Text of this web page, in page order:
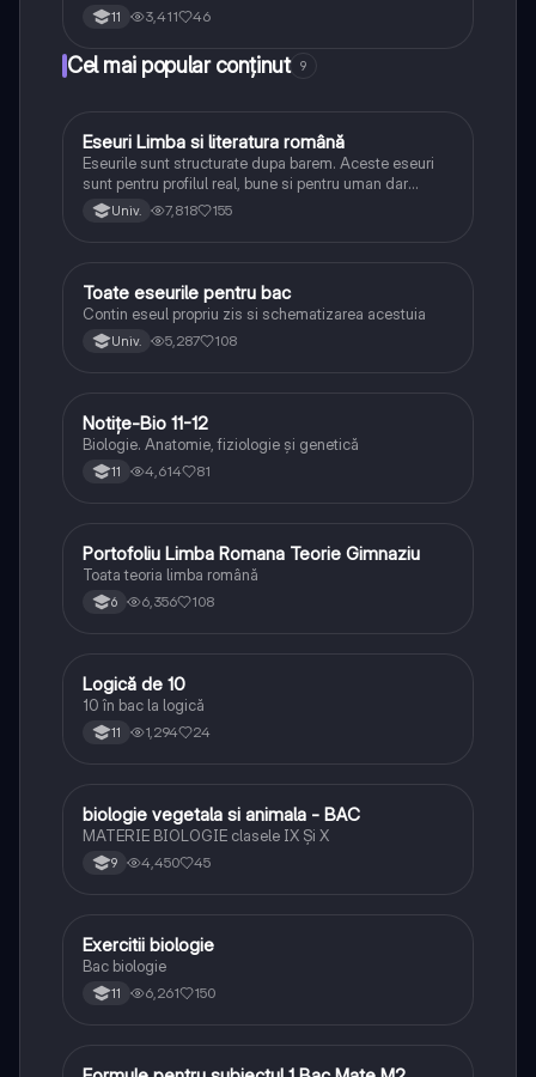
11 3,411 46
Cel mai popular conținut 9
Limba și literatura română
Eseuri Limba si literatura română
Eseurile sunt structurate dupa barem. Aceste eseuri
sunt pentru profilul real, bune si pentru uman dar
lipsesc relatiile dintre personaje si caracrerizarile.
Univ. 7,818 155
Limba și literatura română
Toate eseurile pentru bac
Contin eseul propriu zis si schematizarea acestuia
Univ. 5,287 108
Biologie
Notițe-Bio 11-12
Biologie. Anatomie, fiziologie și genetică
11 4,614 81
Limba și literatura română
Portofoliu Limba Romana Teorie Gimnaziu
Toata teoria limba română
6 6,356 108
Logică
Logică de 10
10 în bac la logică
11 1,294 24
Biologie
biologie vegetala si animala - BAC
MATERIE BIOLOGIE clasele IX Şi X
9 4,450 45
Biologie
Exercitii biologie
Bac biologie
11 6,261 150